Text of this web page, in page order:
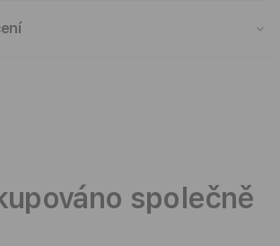
společně